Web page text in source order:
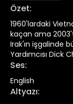
Özet:
1960'lardaki
kaçan ama
Irak'ın işgalinde
Yardımcısı Dick
Ses:
English
Altyazı: